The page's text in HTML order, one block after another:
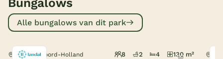
Texel
Limburg
Duitsland
Alle bungalows van dit park
Schoorl, Noord-Holland 8 2 4 130 m²